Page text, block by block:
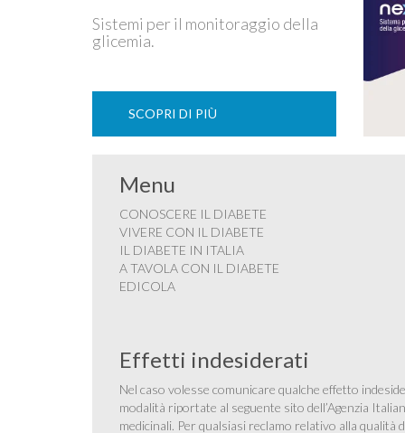
Sistemi per il monitoraggio della
glicemia.
SCOPRI DI PIÙ
Menu
CONOSCERE IL DIABETE
VIVERE CON IL DIABETE
IL DIABETE IN ITALIA
A TAVOLA CON IL DIABETE
EDICOLA
Effetti indesiderati
Nel caso volesse comunicare qualche effetto
modalità riportate al seguente sito dell’Agenzia
medicinali. Per qualsiasi reclamo relativo alla